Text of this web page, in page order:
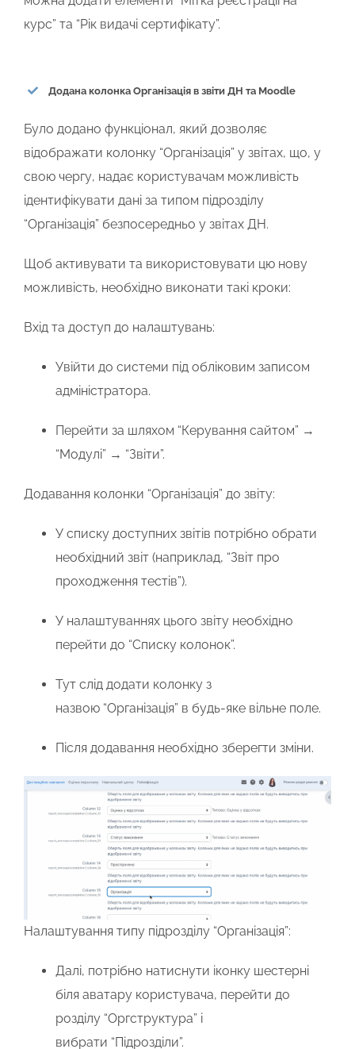
курс” та “Рік видачі сертифікату”.
Додана колонка Організація в звіти ДН та Moodle
Було додано функціонал, який дозволяє
відображати колонку “Організація” у звітах, що, у
свою чергу, надає користувачам можливість
ідентифікувати дані за типом підрозділу
“Організація” безпосередньо у звітах ДН.
Щоб активувати та використовувати цю нову
можливість, необхідно виконати такі кроки:
Вхід та доступ до налаштувань:
Увійти до системи під обліковим записом
адміністратора.
Перейти за шляхом “Керування сайтом” →
“Модулі” → “Звіти”.
Додавання колонки “Організація” до звіту:
У списку доступних звітів потрібно обрати
необхідний звіт (наприклад, “Звіт про
проходження тестів”).
У налаштуваннях цього звіту необхідно
перейти до “Списку колонок”.
Тут слід додати колонку з
назвою “Організація” в будь-яке вільне поле.
Після додавання необхідно зберегти зміни.
Налаштування типу підрозділу “Організація”:
Далі, потрібно натиснути іконку шестерні
біля аватару користувача, перейти до
розділу “Оргструктура” і
вибрати “Підрозділи”.